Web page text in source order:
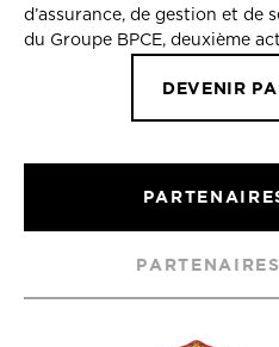
d’assurance, de gestion et de
du Groupe BPCE, deuxième
DEVENIR